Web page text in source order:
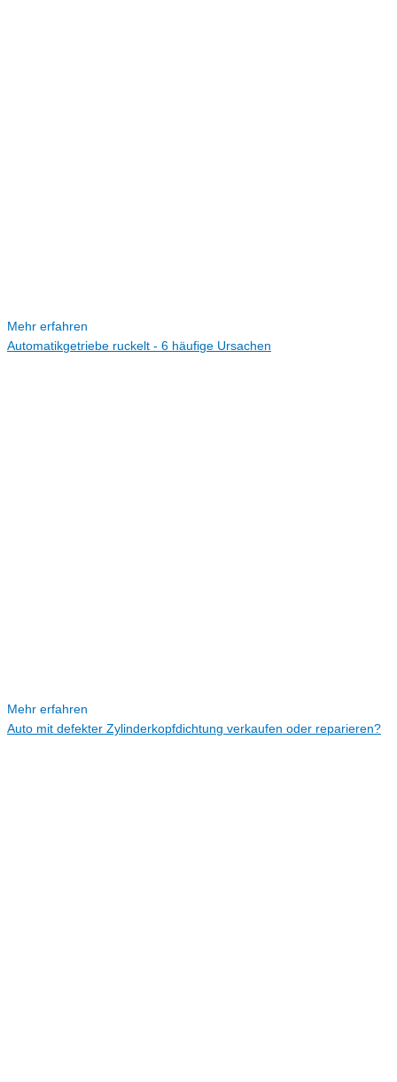
Mehr erfahren
Automatikgetriebe ruckelt - 6 häufige Ursachen
Mehr erfahren
Auto mit defekter Zylinderkopfdichtung verkaufen oder reparieren?